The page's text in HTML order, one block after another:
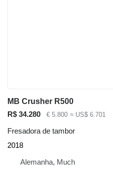
MB Crusher R500
R$ 34.280
€ 5.800 ≈ US$ 6.701
Fresadora de tambor
2018
Alemanha, Much